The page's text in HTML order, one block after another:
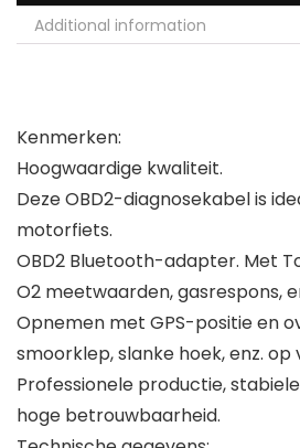
Additional information
Kenmerken:
Hoogwaardige kwaliteit.
Deze OBD2-diagnosekabel is
motorfiets.
OBD2 Bluetooth-adapter. Met
O2 meetwaarden, gasrespons,
Opnemen met GPS-positie en
smoorklep, slanke hoek, enz.
Professionele productie,
hoge betrouwbaarheid.